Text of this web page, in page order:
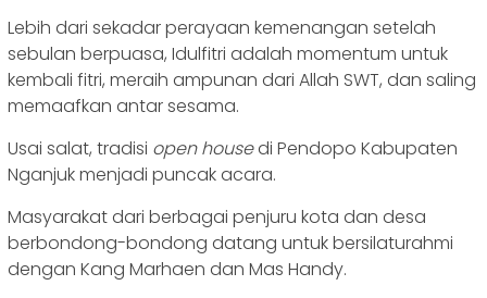
Lebih dari sekadar perayaan kemenangan setelah
sebulan berpuasa, Idulfitri adalah momentum untuk
kembali fitri, meraih ampunan dari Allah SWT, dan saling
memaafkan antar sesama.
Usai salat, tradisi open housedi Pendopo Kabupaten
Nganjuk menjadi puncak acara.
Masyarakat dari berbagai penjuru kota dan desa
berbondong-bondong datang untuk bersilaturahmi
dengan Kang Marhaen dan Mas Handy.